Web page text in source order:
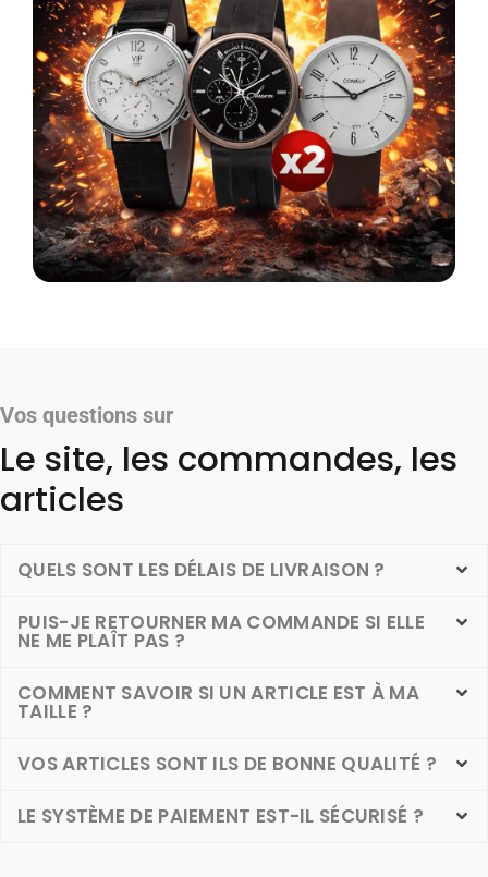
Vos questions sur
Le site, les commandes, les
articles
QUELS SONT LES DÉLAIS DE LIVRAISON ?
PUIS-JE RETOURNER MA COMMANDE SI ELLE
NE ME PLAÎT PAS ?
COMMENT SAVOIR SI UN ARTICLE EST À MA
TAILLE ?
VOS ARTICLES SONT ILS DE BONNE QUALITÉ ?
LE SYSTÈME DE PAIEMENT EST-IL SÉCURISÉ ?